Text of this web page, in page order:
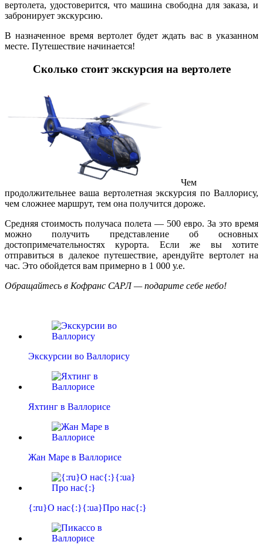
вертолета, удостоверится, что машина свободна для заказа, и
забронирует экскурсию.
В назначенное время вертолет будет ждать вас в указанном
месте. Путешествие начинается!
Сколько стоит экскурсия на вертолете
Чем
продолжительнее ваша вертолетная экскурсия по Валлорису,
чем сложнее маршрут, тем она получится дороже.
Средняя стоимость получаса полета — 500 евро. За это время
можно получить представление об основных
достопримечательностях курорта. Если же вы хотите
отправиться в далекое путешествие, арендуйте вертолет на
час. Это обойдется вам примерно в 1 000 у.е.
Обращайтесь в Кофранс САРЛ — подарите себе небо!
Экскурсии во Валлорису
Яхтинг в Валлорисе
Жан Маре в Валлорисе
{:ru}О нас{:}{:ua}Про нас{:}